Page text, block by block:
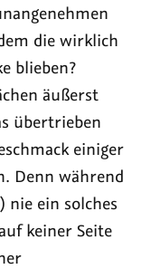
die wirklich
blieben?
äußerst
übertrieben
einiger
Denn während
nie ein solches
keiner Seite